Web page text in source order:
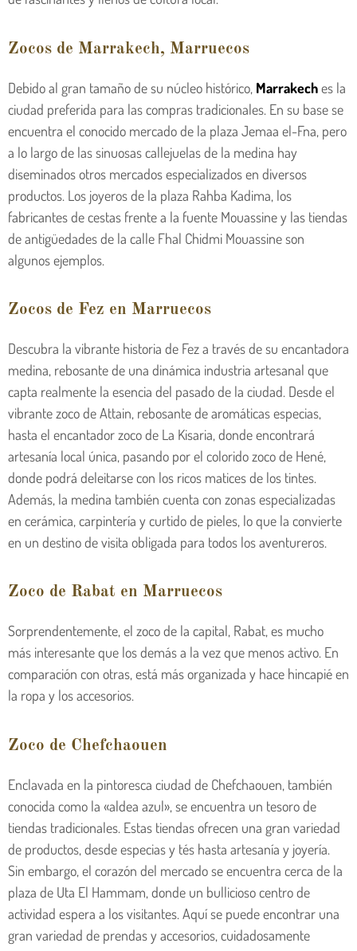
Zocos de Marrakech, Marruecos
Debido al gran tamaño de su núcleo histórico, Marrakeches la
ciudad preferida para las compras tradicionales. En su base se
encuentra el conocido mercado de la plaza Jemaa el-Fna, pero
a lo largo de las sinuosas callejuelas de la medina hay
diseminados otros mercados especializados en diversos
productos. Los joyeros de la plaza Rahba Kadima, los
fabricantes de cestas frente a la fuente Mouassine y las tiendas
de antigüedades de la calle Fhal Chidmi Mouassine son
algunos ejemplos.
Zocos de Fez en Marruecos
Descubra la vibrante historia de Fez a través de su encantadora
medina, rebosante de una dinámica industria artesanal que
capta realmente la esencia del pasado de la ciudad. Desde el
vibrante zoco de Attain, rebosante de aromáticas especias,
hasta el encantador zoco de La Kisaria, donde encontrará
artesanía local única, pasando por el colorido zoco de Hené,
donde podrá deleitarse con los ricos matices de los tintes.
Además, la medina también cuenta con zonas especializadas
en cerámica, carpintería y curtido de pieles, lo que la convierte
en un destino de visita obligada para todos los aventureros.
Zoco de Rabat en Marruecos
Sorprendentemente, el zoco de la capital, Rabat, es mucho
más interesante que los demás a la vez que menos activo. En
comparación con otras, está más organizada y hace hincapié en
la ropa y los accesorios.
Zoco de Chefchaouen
Enclavada en la pintoresca ciudad de Chefchaouen, también
conocida como la «aldea azul», se encuentra un tesoro de
tiendas tradicionales. Estas tiendas ofrecen una gran variedad
de productos, desde especias y tés hasta artesanía y joyería.
Sin embargo, el corazón del mercado se encuentra cerca de la
plaza de Uta El Hammam, donde un bullicioso centro de
actividad espera a los visitantes. Aquí se puede encontrar una
gran variedad de prendas y accesorios, cuidadosamente